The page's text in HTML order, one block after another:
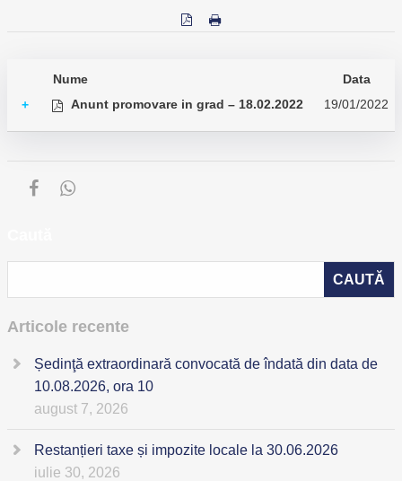
Nume
Data
+
Anunt promovare in grad – 18.02.2022 19/01/2022
Articole recente
Ședinţă extraordinară convocată de îndată din data de
10.08.2026, ora 10
august 7, 2026
Restanțieri taxe și impozite locale la 30.06.2026
iulie 30, 2026